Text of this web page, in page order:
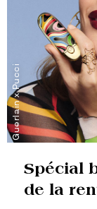
Guerlain x Pucci
Spécial
de la